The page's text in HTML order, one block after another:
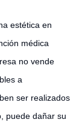
estética en
médica
no vende
a
ser realizados
puede dañar su